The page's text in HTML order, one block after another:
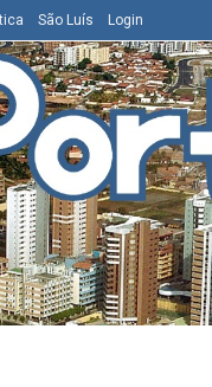
São Luís Login